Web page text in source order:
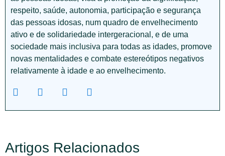
respeito, saúde, autonomia, participação e segurança
das pessoas idosas, num quadro de envelhecimento
ativo e de solidariedade intergeracional, e de uma
sociedade mais inclusiva para todas as idades, promove
novas mentalidades e combate estereótipos negativos
relativamente à idade e ao envelhecimento.
Artigos Relacionados